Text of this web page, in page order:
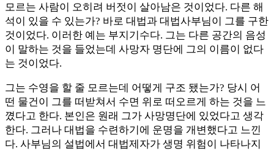
모르는 사람이 오히려 버젓이 살아남은 것이었다. 다른 해
석이 있을 수 있는가? 바로 대법과 대법사부님이 그를 구한
것이었다. 이러한 예는 부지기수다. 그는 다른 공간의 음성
이 말하는 것을 들었는데 사망자 명단에 그의 이름이 없다
는 것이었다.
그는 수영을 할 줄 모르는데 어떻게 구조 됐는가? 당시 어
떤 물건이 그를 떠받쳐서 수면 위로 떠오르게 하는 것을 느
꼈다고 한다. 본인은 원래 그가 사망명단에 있었다고 생각
한다. 그러나 대법을 수련하기에 운명을 개변했다고 느낀
다. 사부님의 설법에서 대법제자가 생명 위험이 나타나지